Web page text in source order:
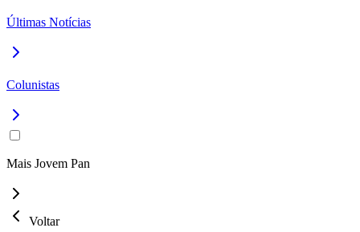
Últimas Notícias
Colunistas
Mais Jovem Pan
Voltar